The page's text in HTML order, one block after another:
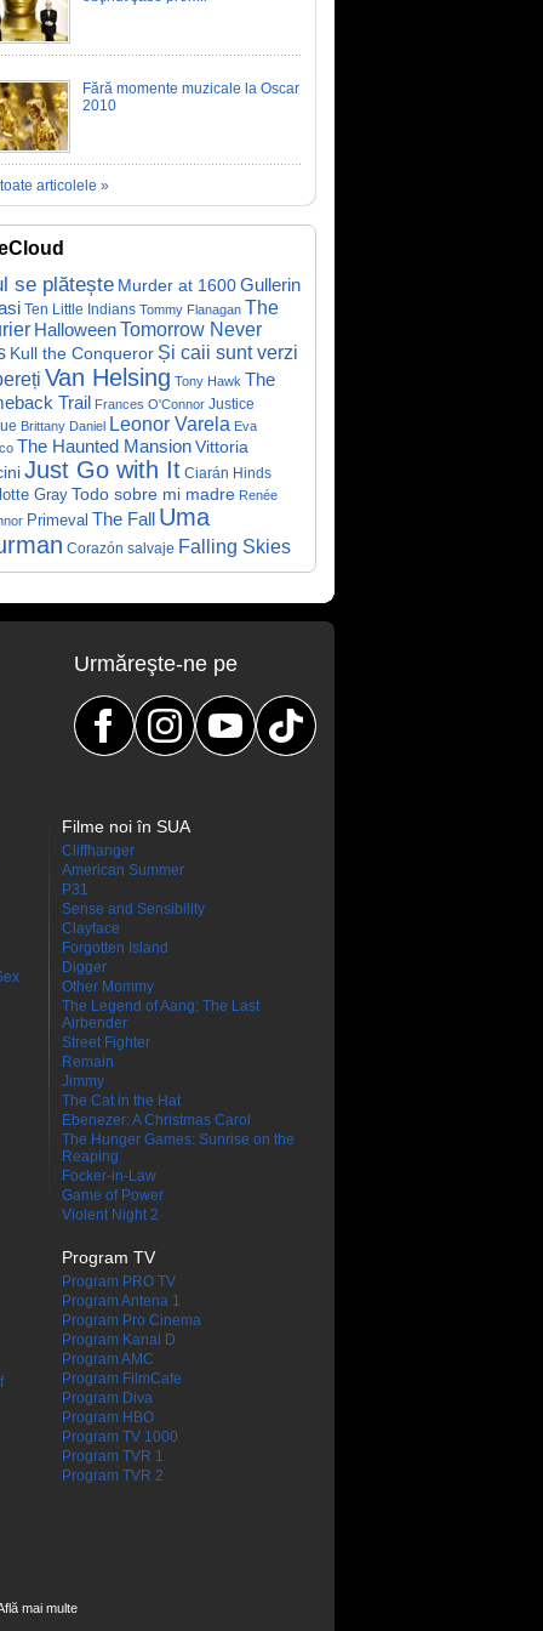
Fără momente muzicale la Oscar
2010
articolele »
se plătește Murder at 1600Gullerin
Ten Little Indians Tommy Flanagan The
HalloweenTomorrow Never
Kull the Conqueror Și caii sunt verzi
Van Helsing Tony Hawk The
Trail Frances O'Connor Justice
Brittany Daniel Leonor Varela Eva
The Haunted MansionVittoria
Just Go with It Ciarán Hinds
GrayTodo sobre mi madre Renée
Primeval The Fall Uma
Corazón salvaje Falling Skies
Urmăreşte-ne pe
Filme noi în SUA
Cliffhanger
American Summer
P31
Sense and Sensibility
Clayface
Forgotten Island
Digger
Other Mommy
The Legend of Aang: The Last
Airbender
Street Fighter
Remain
Jimmy
The Cat in the Hat
Ebenezer: A Christmas Carol
The Hunger Games: Sunrise on the
Reaping
Focker-in-Law
Game of Power
Violent Night 2
Program TV
Program PRO TV
Program Antena 1
Program Pro Cinema
Program Kanal D
Program AMC
Program FilmCafe
Program Diva
Program HBO
Program TV 1000
Program TVR 1
Program TVR 2
mai multe